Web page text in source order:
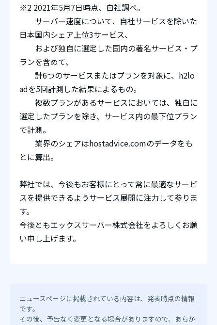
※2 2021年5月7日時点、自社調べ。
サーバー速度について、自社サービスを除いた
日本国内シェア上位3サービス、
および独自に選定した国内の著名サービス・プ
ランを含めて、
計6つのサービスまたはプランを対象に、h2lo
adを5回計測した結果によるもの。
複数プランがあるサービスにおいては、独自に
選定したプランを除き、サービス内の最下位プラン
で計測。
業界のシェアはhostadvice.comのデータをも
とに算出。
弊社では、今後もお客様にとって常に最適なサービ
スを提供できるようサービス展開に注力して参りま
す。
今後ともエックスサーバー株式会社をよろしくお願
い申し上げます。
ニュースページに掲載されている内容は、発表時点の情報
です。
その後、予告なく変更となる場合がありますので、あらか